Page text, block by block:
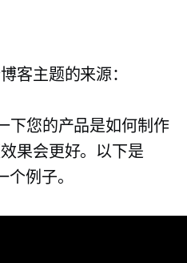
客主题的来源：
下您的产品是如何制作
果会更好。以下是
例子。